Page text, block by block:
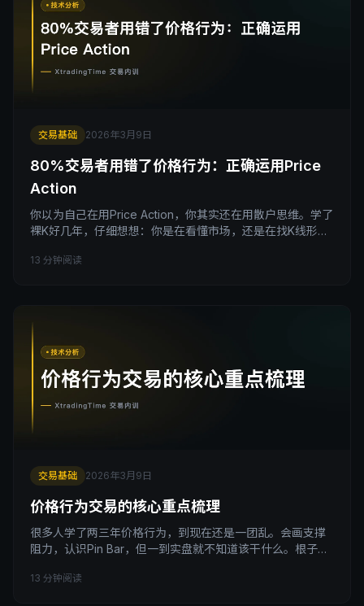
交易基础 2026年3月9日
80%交易者用错了价格行为：正确运用Price
Action
你以为自己在用Price Action，你其实还在用散户思维。学了
裸K好几年，仔细想想：你是在看懂市场，还是在找K线形态
人，花了好几年学裸K，把hammer、engulfing、inside bar
13 分钟阅读
交易基础 2026年3月9日
价格行为交易的核心重点梳理
很多人学了两三年价格行为，到现在还是一团乱。会画支撑
阻力，认识Pin Bar，但一到实盘就不知道该干什么。根子在
经学过但散落各地的东西重新串一遍。看完如果有原来是这
13 分钟阅读